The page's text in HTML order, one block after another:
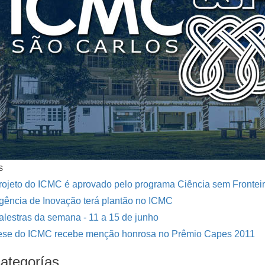
do ICMC é aprovado pelo programa Ciência sem
de Inovação terá plantão no ICMC
da semana - 11 a 15 de junho
do ICMC recebe menção honrosa no Prêmio Capes 2011